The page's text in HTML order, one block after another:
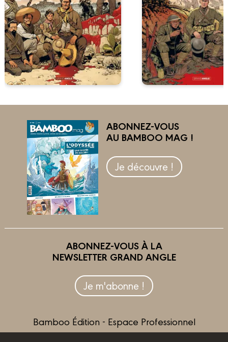
ABONNEZ-VOUS
AU BAMBOO MAG !
Je découvre !
ABONNEZ-VOUS À LA
NEWSLETTER GRAND ANGLE
Je m'abonne !
Bamboo Édition - Espace Professionnel